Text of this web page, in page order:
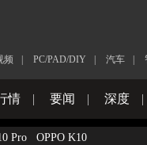
频 PC/PAD/DIY 汽车
情 | 要闻 | 深度 |
Pro OPPO K10